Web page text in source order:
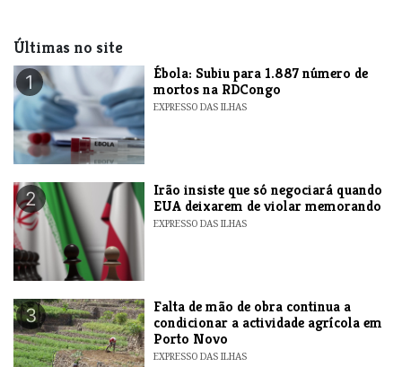
Últimas no site
1
​Ébola: Subiu para 1.887 número de
mortos na RDCongo
EXPRESSO DAS ILHAS
2
​Irão insiste que só negociará quando
EUA deixarem de violar memorando
EXPRESSO DAS ILHAS
3
Falta de mão de obra continua a
condicionar a actividade agrícola em
Porto Novo
EXPRESSO DAS ILHAS